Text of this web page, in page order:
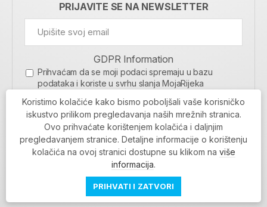
PRIJAVITE SE NA NEWSLETTER
GDPR Information
Prihvaćam da se moji podaci spremaju u bazu
podataka i koriste u svrhu slanja MojaRijeka
MOJARIJEKA NEWSLETTER
PRIJAVI SE
Povratak na vrh
Koristimo kolačiće kako bismo poboljšali vaše korisničko
iskustvo prilikom pregledavanja naših mrežnih stranica.
Ovo prihvaćate korištenjem kolačića i daljnjim
pregledavanjem stranice. Detaljne informacije o korištenju
kolačića na ovoj stranici dostupne su klikom na više
informacija.
PRIHVATI I ZATVORI